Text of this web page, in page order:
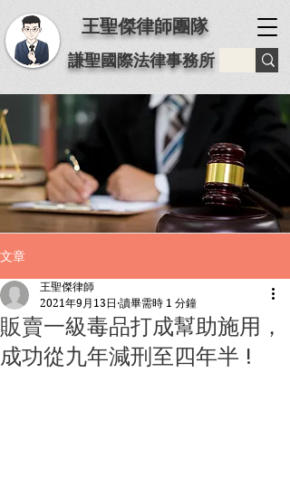
王聖傑律師團隊
謙聖國際法律事務所
文章
販賣一級毒品打成幫助施用，
成功從九年減刑至四年半 !
王聖傑律師
2021年9月13日 讀畢需時 1 分鐘